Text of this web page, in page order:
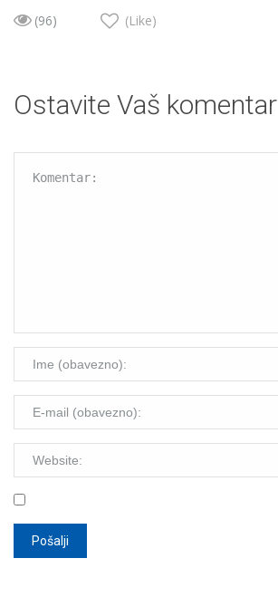
(96) (Like)
Ostavite Vaš komentar